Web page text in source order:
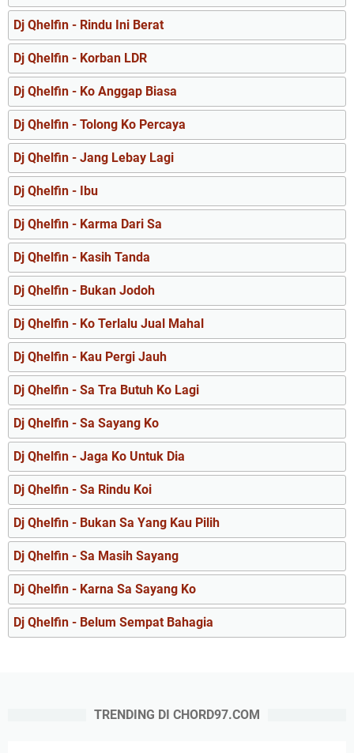
Dj Qhelfin - Rindu Ini Berat
Dj Qhelfin - Korban LDR
Dj Qhelfin - Ko Anggap Biasa
Dj Qhelfin - Tolong Ko Percaya
Dj Qhelfin - Jang Lebay Lagi
Dj Qhelfin - Ibu
Dj Qhelfin - Karma Dari Sa
Dj Qhelfin - Kasih Tanda
Dj Qhelfin - Bukan Jodoh
Dj Qhelfin - Ko Terlalu Jual Mahal
Dj Qhelfin - Kau Pergi Jauh
Dj Qhelfin - Sa Tra Butuh Ko Lagi
Dj Qhelfin - Sa Sayang Ko
Dj Qhelfin - Jaga Ko Untuk Dia
Dj Qhelfin - Sa Rindu Koi
Dj Qhelfin - Bukan Sa Yang Kau Pilih
Dj Qhelfin - Sa Masih Sayang
Dj Qhelfin - Karna Sa Sayang Ko
Dj Qhelfin - Belum Sempat Bahagia
TRENDING DI CHORD97.COM